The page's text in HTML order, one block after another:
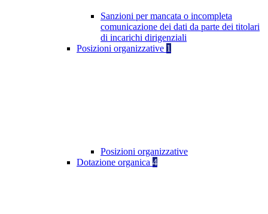
Sanzioni per mancata o incompleta
comunicazione dei dati da parte dei titolari
di incarichi dirigenziali
Posizioni organizzative 1
Posizioni organizzative
Dotazione organica 4